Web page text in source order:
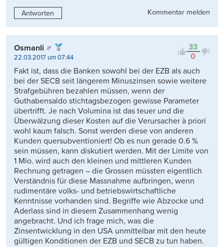
Antworten Kommentar melden
33
0
Osmanli
22.03.2017 um 07:44
Fakt ist, dass die Banken sowohl bei der EZB als auch
bei der SECB seit längerem Minuszinsen sowie weitere
Strafgebühren bezahlen müssen, wenn der
Guthabensaldo stichtagsbezogen gewisse Parameter
übertrifft. Je nach Volumina ist das teuer und die
Überwälzung dieser Kosten auf die Verursacher à priori
wohl kaum falsch. Sonst werden diese von anderen
Kunden quersubventioniert! Ob es nun gerade 0.6 %
sein müssen, kann diskutiert werden. Mit der Limite von
1 Mio. wird auch den kleinen und mittleren Kunden
Rechnung getragen – die Grossen müssten eigentlich
Verständnis für diese Massnahme aufbringen, wenn
rudimentäre volks- und betriebswirtschaftliche
Kenntnisse vorhanden sind. Begriffe wie Abzocke und
Aderlass sind in diesem Zusammenhang wenig
angebracht. Und ich frage mich, was die
Zinsentwicklung in den USA unmittelbar mit den heute
gültigen Konditionen der EZB und SECB zu tun haben.